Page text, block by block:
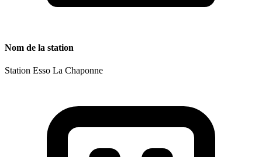
Nom de la station
Station Esso La Chaponne